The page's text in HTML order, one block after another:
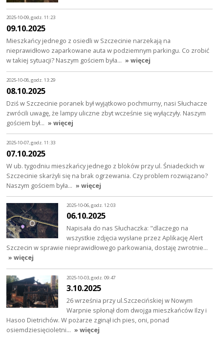
2025-10-09, godz. 11:23
09.10.2025
Mieszkańcy jednego z osiedli w Szczecinie narzekają na
nieprawidłowo zaparkowane auta w podziemnym parkingu. Co zrobić
w takiej sytuacji? Naszym gościem była… » więcej
2025-10-08, godz. 13:29
08.10.2025
Dziś w Szczecinie poranek był wyjątkowo pochmurny, nasi Słuchacze
zwrócili uwagę, że lampy uliczne zbyt wcześnie się wyłączyły. Naszym
gościem był… » więcej
2025-10-07, godz. 11:33
07.10.2025
W ub. tygodniu mieszkańcy jednego z bloków przy ul. Śniadeckich w
Szczecinie skarżyli się na brak ogrzewania. Czy problem rozwiązano?
Naszym gościem była… » więcej
2025-10-06, godz. 12:03
06.10.2025
Napisała do nas Słuchaczka: "dlaczego na
wszystkie zdjęcia wysłane przez Aplikację Alert
Szczecin w sprawie nieprawidłowego parkowania, dostaję zwrotnie…
» więcej
2025-10-03, godz. 09:47
3.10.2025
26 września przy ul.Szczecińskiej w Nowym
Warpnie spłonął dom dwojga mieszkańców Ilzy i
Hasoo Dietrichów. W pożarze zginął ich pies, oni, ponad
osiemdziesięcioletni… » więcej